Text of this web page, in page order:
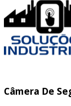
Câmera De